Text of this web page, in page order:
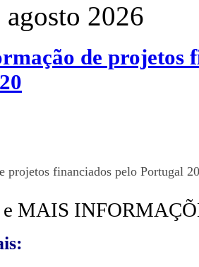
2026
de projetos
projetos financiados pelo Portugal
MAIS